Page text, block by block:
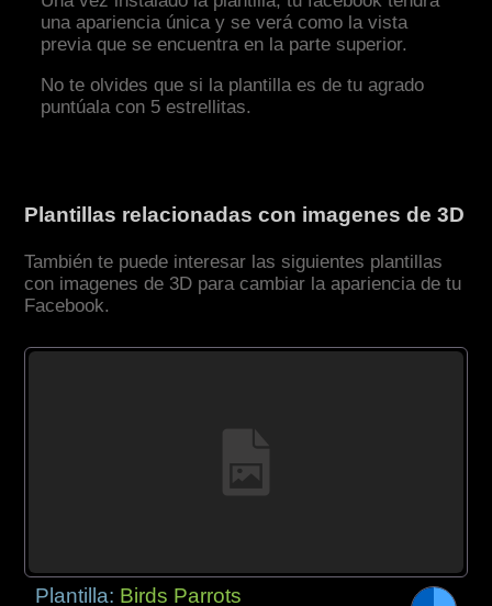
una apariencia única y se verá como la vista
previa que se encuentra en la parte superior.
No te olvides que si la plantilla es de tu agrado
puntúala con 5 estrellitas.
Plantillas relacionadas con imagenes de 3D
También te puede interesar las siguientes plantillas
con imagenes de 3D para cambiar la apariencia de tu
Facebook.
Plantilla: Birds Parrots